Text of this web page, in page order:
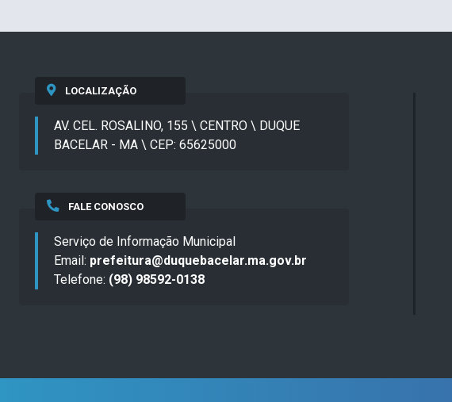
LOCALIZAÇÃO
AV. CEL. ROSALINO, 155 \ CENTRO \ DUQUE
BACELAR - MA \ CEP: 65625000
FALE CONOSCO
Serviço de Informação Municipal
Email: prefeitura@duquebacelar.ma.gov.br
Telefone: (98) 98592-0138